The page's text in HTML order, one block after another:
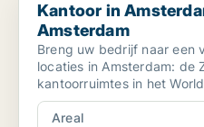
Kantoor in
Amsterdam
Breng uw bedrijf naar een
locaties in Amsterdam: de
kantoorruimtes in het
heeft u eenvo...
Areal